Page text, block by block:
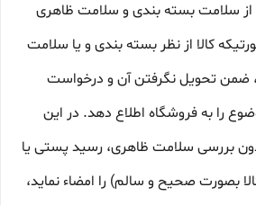
از سلامت بسته بندی و سلامت ظاهری
کالا از نظر بسته بندی و یا سلامت
ضمن تحویل نگرفتن آن و درخواست
را به فروشگاه اطلاع دهد. در این
بررسی سلامت ظاهری، رسید پستی یا
بصورت صحیح و سالم) را امضاء نماید،